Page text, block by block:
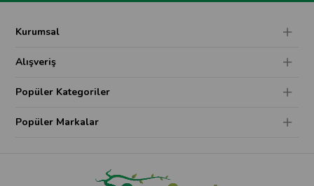
Kurumsal
Alışveriş
Popüler Kategoriler
Popüler Markalar